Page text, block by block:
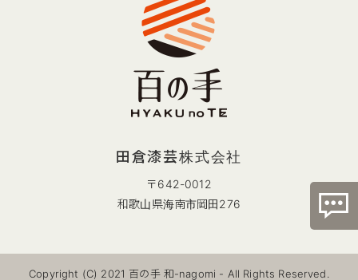
田倉漆芸株式会社
〒642-0012
和歌山県海南市岡田276
Copyright (C) 2021 百の手 和-nagomi - All Rights Reserved.